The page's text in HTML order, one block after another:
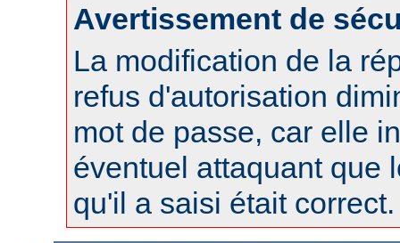
Avertissement de
La modification de la
refus d'autorisation
mot de passe, car elle
éventuel attaquant que
qu'il a saisi était correct.